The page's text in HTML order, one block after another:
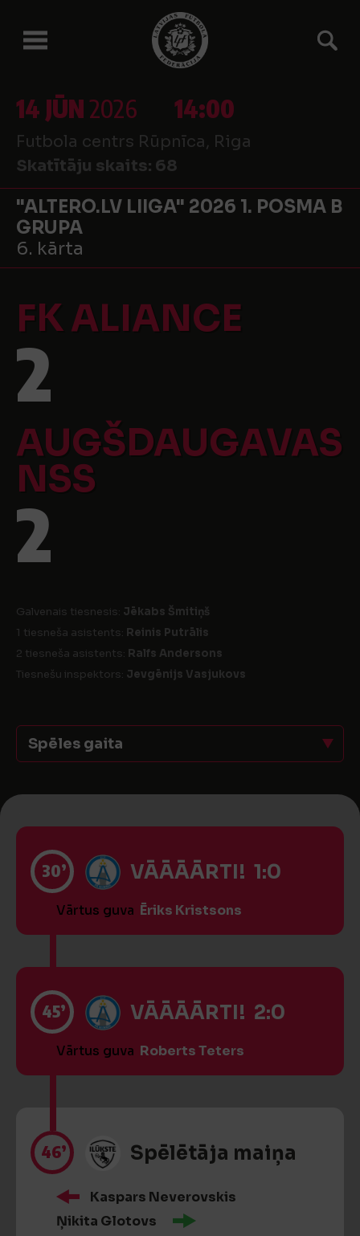
14 JŪN2026 14:00
Futbola centrs Rūpnīca, Riga
Skatītāju skaits: 68
"ALTERO.LV LIIGA" 2026 1. POSMA B
GRUPA
6. kārta
FK ALIANCE
2
AUGŠDAUGAVAS
NSS
2
Galvenais tiesnesis: Jēkabs Šmitiņš
1 tiesneša asistents: Reinis Putrālis
2 tiesneša asistents: Ralfs Andersons
Tiesnešu inspektors: Jevgēnijs Vasjukovs
Spēles gaita
30’ VĀĀĀĀRTI! 1:0
Vārtus guva Ēriks Kristsons
45’ VĀĀĀĀRTI! 2:0
Vārtus guva Roberts Teters
46’ Spēlētāja maiņa
Kaspars Neverovskis
Ņikita Glotovs